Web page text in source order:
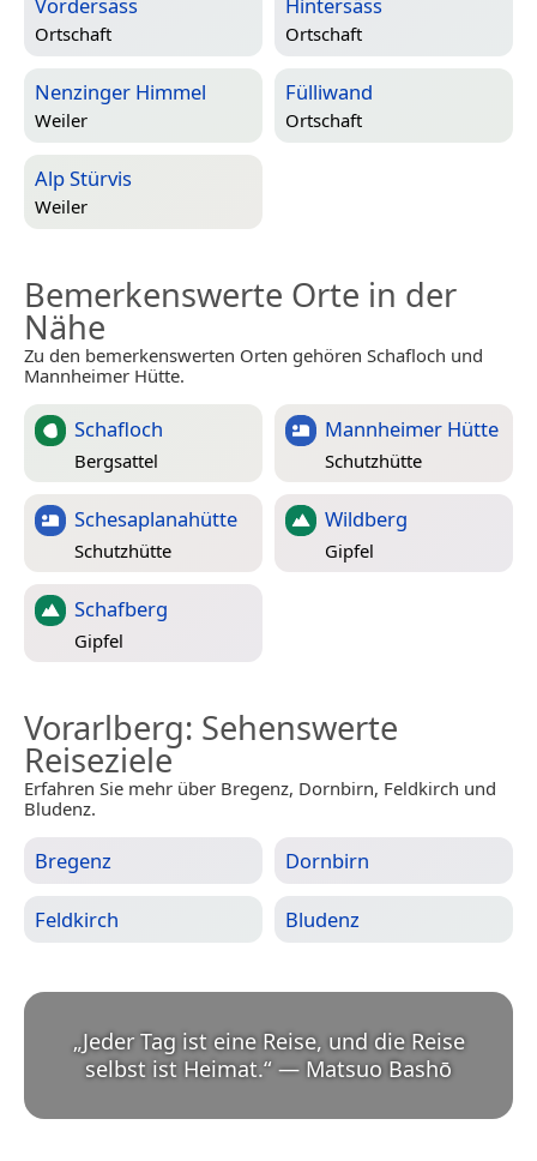
Vordersäss
Ortschaft
Hintersäss
Ortschaft
Nenzinger Himmel
Weiler
Fülliwand
Ortschaft
Alp Stürvis
Weiler
Bemerkenswerte Orte in der
Nähe
Zu den bemerkenswerten Orten gehören Schafloch und
Mannheimer Hütte.
Schafloch
Bergsattel
Mannheimer Hütte
Schutzhütte
Schesaplanahütte
Schutzhütte
Wildberg
Gipfel
Schafberg
Gipfel
Vorarlberg: Sehenswerte
Reiseziele
Erfahren Sie mehr über Bregenz, Dornbirn, Feldkirch und
Bludenz.
Bregenz Dornbirn
Feldkirch Bludenz
„Jeder Tag ist eine Reise, und die Reise
selbst ist Heimat.“ — Matsuo Bashō